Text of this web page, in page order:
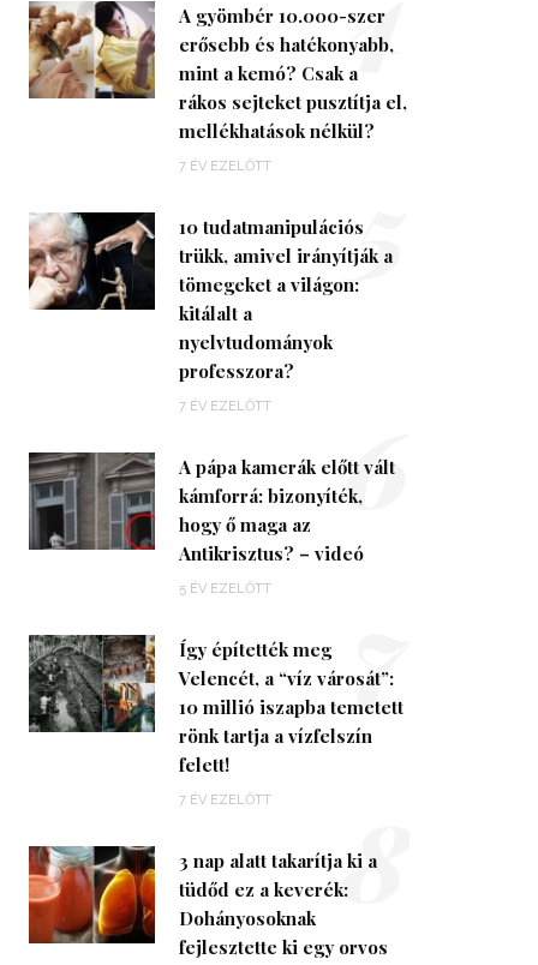
A gyömbér 10.000-szer
erősebb és hatékonyabb,
mint a kemó? Csak a
rákos sejteket pusztítja el,
mellékhatások nélkül?
7 ÉV EZELŐTT
10 tudatmanipulációs
trükk, amivel irányítják a
tömegeket a világon:
kitálalt a
nyelvtudományok
professzora?
7 ÉV EZELŐTT
5
A pápa kamerák előtt vált
kámforrá: bizonyíték,
hogy ő maga az
Antikrisztus? – videó
5 ÉV EZELŐTT
6
Így építették meg
Velencét, a “víz városát”:
10 millió iszapba temetett
rönk tartja a vízfelszín
felett!
7 ÉV EZELŐTT
7
3 nap alatt takarítja ki a
tüdőd ez a keverék:
Dohányosoknak
fejlesztette ki egy orvos
8